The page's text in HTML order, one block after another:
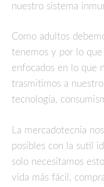
nuestro sistema
Como adultos
tenemos y por lo
enfocados en lo que
trasmitimos a
tecnología,
La mercadotecnia
posibles con la sutil
solo necesitamos
vida más fácil,